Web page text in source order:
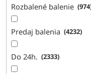
Rozbalené balenie 974
Predaj balenia 4232
Do 24h. 2333